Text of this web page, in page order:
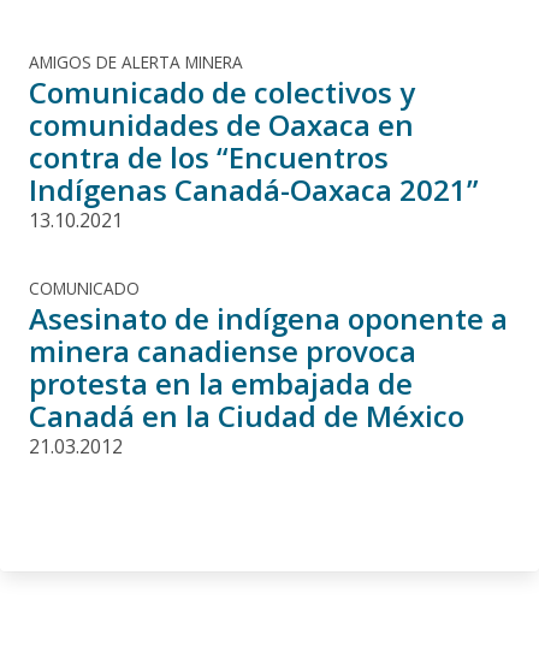
AMIGOS DE ALERTA MINERA
Comunicado de colectivos y
comunidades de Oaxaca en
contra de los “Encuentros
Indígenas Canadá-Oaxaca 2021”
13.10.2021
COMUNICADO
Asesinato de indígena oponente a
minera canadiense provoca
protesta en la embajada de
Canadá en la Ciudad de México
21.03.2012